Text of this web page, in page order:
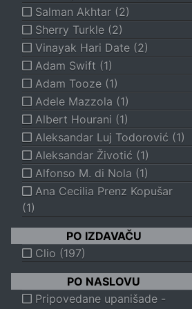
SF, FANTASY, HOROR
SF
Fantasy
Horor
ALTERNATIVA, JOGA, ZDRAVLJE
Misterije, ezoterija
Alternativa
Astrologija, tumačenje snova
Joga, masaža, reiki, ji đing
Popularna ekonomija
Popularna psihologija
Parapsihologija
Spolnost, erotika, seks
Zdravlje, samopomoć, dijeta
Duhovnost
HOBI I DOMAĆINSTVO
Igre, zabava, bonton
Salman Akhtar (2)
Sherry Turkle (2)
Vinayak Hari Date (2)
Adam Swift (1)
Adam Tooze (1)
Adele Mazzola (1)
Albert Hourani (1)
Aleksandar Luj Todorović (1)
Aleksandar Životić (1)
Alfonso M. di Nola (1)
Ana Cecilia Prenz Kopušar
(1)
PO IZDAVAČU
Clio (197)
PO NASLOVU
Pripovedane upanišade -